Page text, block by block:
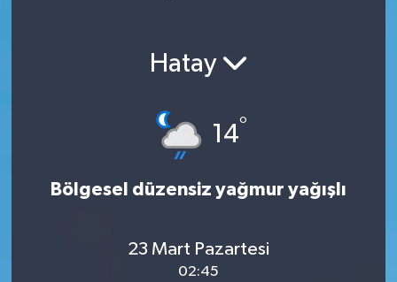
Hatay
14°
Bölgesel düzensiz yağmur yağışlı
23 Mart Pazartesi
02:45